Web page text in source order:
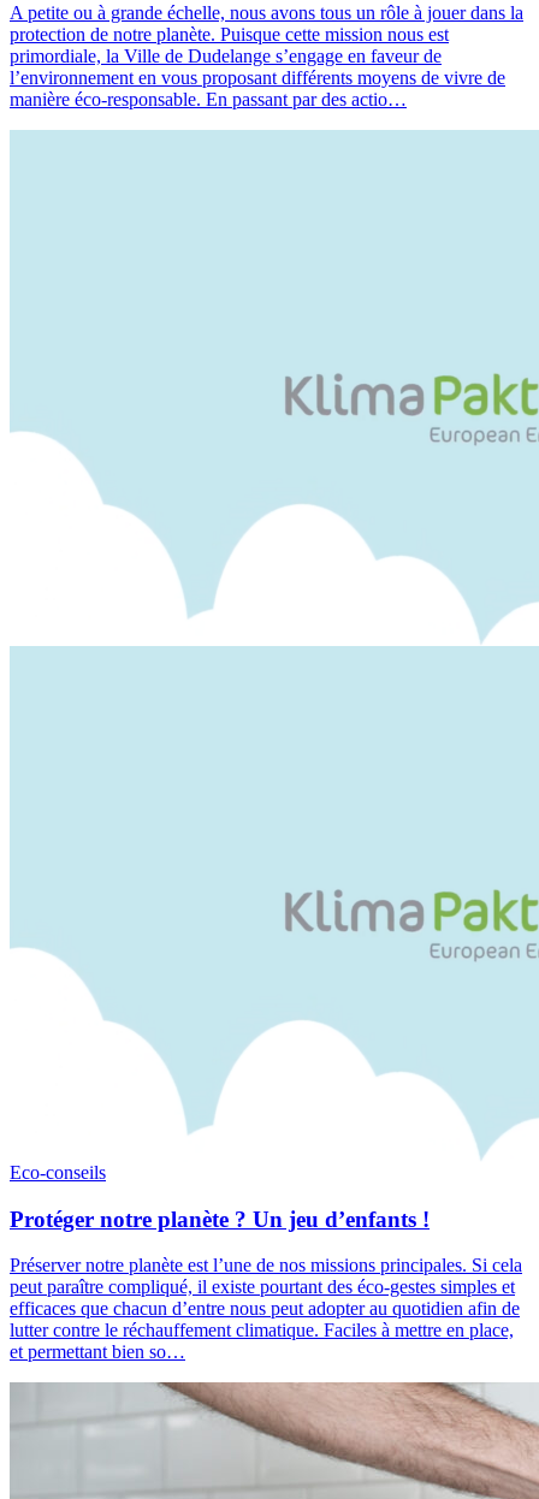
A petite ou à grande échelle, nous avons tous un rôle à jouer dans la
protection de notre planète. Puisque cette mission nous est
primordiale, la Ville de Dudelange s’engage en faveur de
l’environnement en vous proposant différents moyens de vivre de
manière éco-responsable. En passant par des actio…
Eco-conseils
Protéger notre planète ? Un jeu d’enfants !
Préserver notre planète est l’une de nos missions principales. Si cela
peut paraître compliqué, il existe pourtant des éco-gestes simples et
efficaces que chacun d’entre nous peut adopter au quotidien afin de
lutter contre le réchauffement climatique. Faciles à mettre en place,
et permettant bien so…